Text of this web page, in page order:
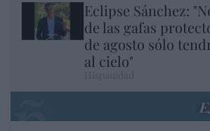
Eclipse Sánchez:
de las gafas
de agosto sólo
al cielo"